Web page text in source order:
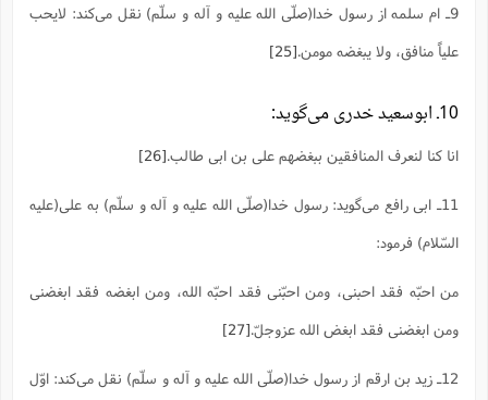
9ـ ام سلمه از رسول خدا(صلّی الله علیه و آله و سلّم) نقل می‌کند: لایحب
علیاً منافق، ولا یبغضه مومن.[25]
10ـ ابوسعید خدری می‌گوید:
انا کنا لنعرف المنافقین ببغضهم علی بن ابی طالب.[26]
11ـ ابی رافع می‌گوید: رسول خدا(صلّی الله علیه و آله و سلّم) به علی(علیه
السّلام) فرمود:
من احبّه فقد احبنی، ومن احبّنی فقد احبّه الله، ومن ابغضه فقد ابغضنی
ومن ابغضنی فقد ابغض الله عزوجلّ.[27]
12ـ زید بن ارقم از رسول خدا(صلّی الله علیه و آله و سلّم) نقل می‌کند: اوّل